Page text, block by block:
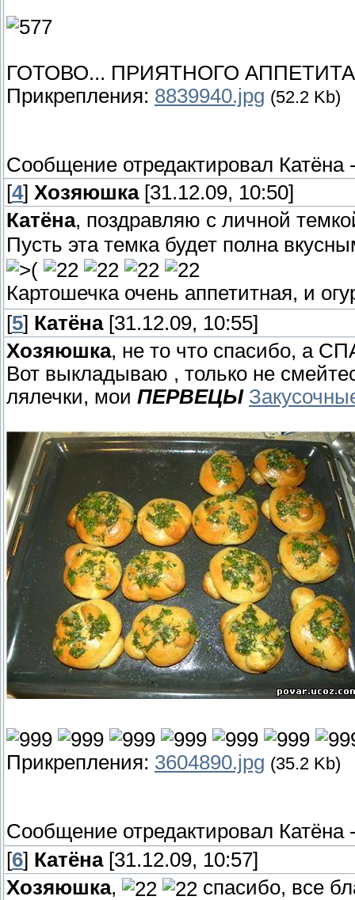
ГОТОВО... ПРИЯТНОГО
Прикрепления: 8839940.jpg (52.2 Kb)
Сообщение отредактировал Катёна
[4] Хозяюшка[31.12.09, 10:50]
Катёна, поздравляю с личной
Пусть эта темка будет полна
Картошечка очень аппетитная, и
[5] Катёна[31.12.09, 10:55]
Хозяюшка, не то что спасибо, а
Вот выкладываю , только не
лялечки, мои ПЕРВЕЦЫ
Прикрепления: 3604890.jpg (35.2 Kb)
Сообщение отредактировал Катёна
[6] Катёна[31.12.09, 10:57]
Хозяюшка,
спасибо, все